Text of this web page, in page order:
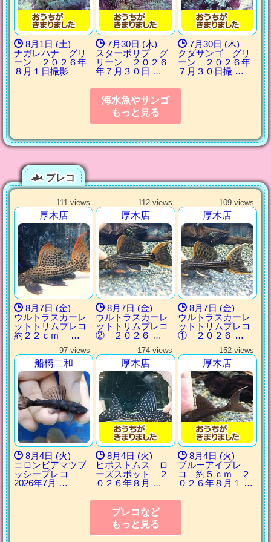
8月1日 (土)
ナガレハナ グリ
ーン ２０２６年
８月１日撮影
7月30日 (木)
スターポリプ グ
リーン ２０２６
年７月３０日 …
7月30日 (木)
クダサンゴ グリ
ーン ２０２６年
７月３０日撮 …
海水魚やサンゴ
もっと見る
プレコ
111 views
厚木店
8月7日 (金)
ウルトラスカーレ
ットトリムプレコ
約２２ｃｍ …
112 views
厚木店
8月7日 (金)
ウルトラスカーレ
ットトリムプレコ
② ２０２６ …
109 views
厚木店
8月7日 (金)
ウルトラスカーレ
ットトリムプレコ
① ２０２６ …
97 views
船橋二和
8月4日 (火)
コロンビアマツブ
ッシープレコ
2026年7月 …
174 views
厚木店
8月4日 (火)
ヒポストムス ロ
ーズスポット ２
０２６年８月 …
152 views
厚木店
8月4日 (火)
ブルーアイプレ
コ 約５ｃｍ ２
０２６年８月１ …
プレコなど
もっと見る